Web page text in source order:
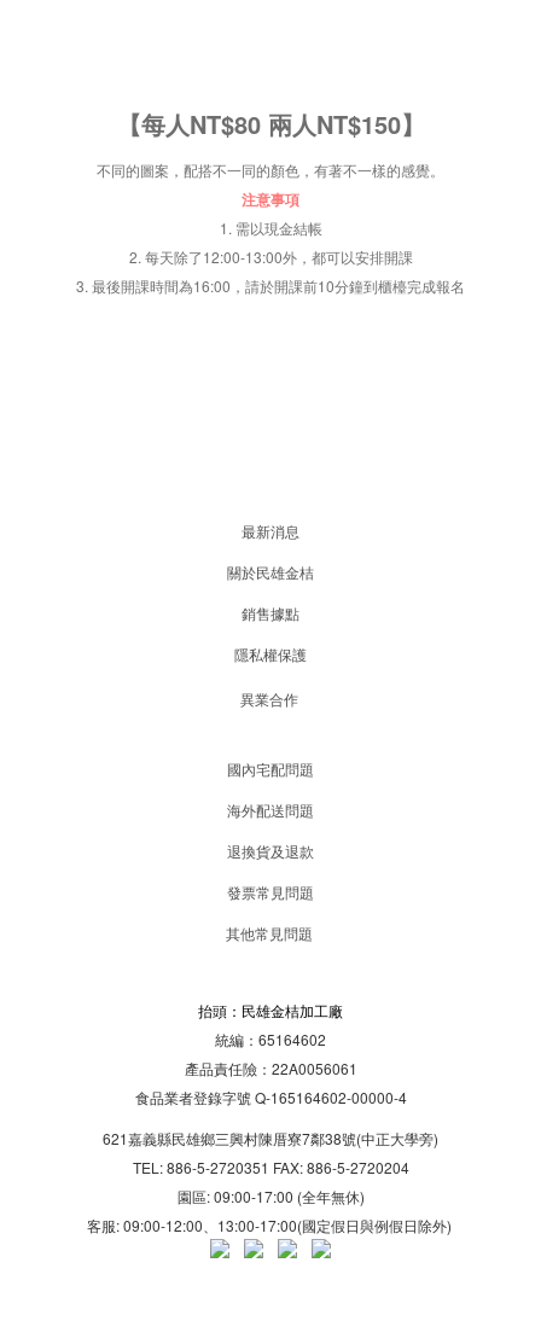
【每人NT$80 兩人NT$150】
不同的圖案，配搭不一同的顏色，有著不一樣的感覺。
注意事項
1. 需以現金結帳
2. 每天除了12:00-13:00外，都可以安排開課
3. 最後開課時間為16:00，請於開課前10分鐘到櫃檯完成報名
最新消息
關於民雄金桔
銷售據點
隱私權保護
異業合作
國內宅配問題
海外配送問題
退換貨及退款
發票常見問題
其他常見問題
抬頭：民雄金桔加工廠
統編：65164602
產品責任險：22A0056061
食品業者登錄字號 Q-165164602-00000-4
621嘉義縣民雄鄉三興村陳厝寮7鄰38號(中正大學旁)
TEL: 886-5-2720351 FAX: 886-5-2720204
園區: 09:00-17:00 (全年無休)
客服: 09:00-12:00、13:00-17:00(國定假日與例假日除外)